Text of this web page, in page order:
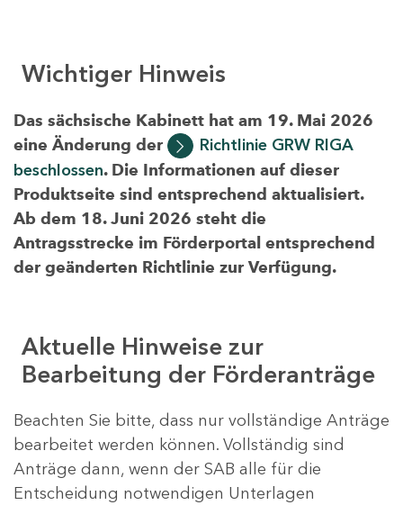
Wichtiger Hinweis
Das sächsische Kabinett hat am 19. Mai 2026
eine Änderung der
Richtlinie GRW RIGA
beschlossen. Die Informationen auf dieser
Produktseite sind entsprechend aktualisiert.
Ab dem 18. Juni 2026 steht die
Antragsstrecke im Förderportal entsprechend
der geänderten Richtlinie zur Verfügung.
Aktuelle Hinweise zur
Bearbeitung der Förderanträge
Beachten Sie bitte, dass nur vollständige Anträge
bearbeitet werden können. Vollständig sind
Anträge dann, wenn der SAB alle für die
Entscheidung notwendigen Unterlagen